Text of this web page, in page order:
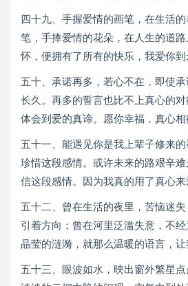
四十九、手握爱情的画笔，在生活
笔，手捧爱情的花朵，在人生的道
怀，便拥有了所有的快乐，我爱你到
五十、承诺再多，若心不在，即使
长久。再多的誓言也比不上真心的
体会到爱的真谛。愿你幸福，真心相
五十一、能遇见你是我上辈子修来的
珍惜这段感情。或许未来的路艰辛
信这段感情。因为我真的用了真心来
五十二、曾在生活的夜里，苦恼迷
引着方向；曾在河里泛滥失意，不
晶莹的涟漪，就那么温暖的语言，让
五十三、眼波如水，映出窗外繁星